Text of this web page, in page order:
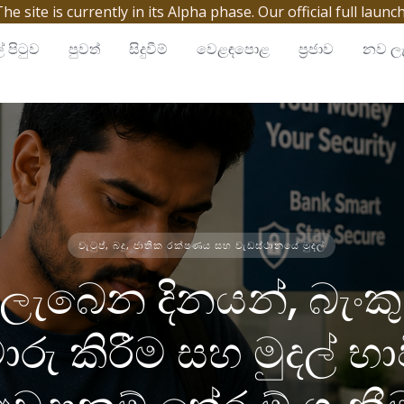
site is currently in its Alpha phase. Our official full
පිටුව පුවත් සිදුවීම් වෙළඳපොළ ප්‍රජාව නව
වැටුප්, බදු, ජාතික රක්ෂණය සහ වැඩස්ථානයේ මුදල්
දිනයන්,
කිරීම සහ මුදල්